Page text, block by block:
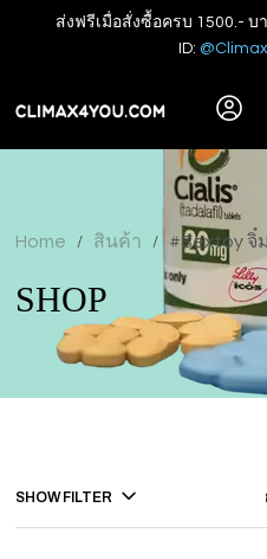
ส่งฟรีเมื่อสั่งซื้อครบ 1500.-
ID:
Home / สินค้า / #Sextoy จิ๋
SHOP
SHOW FILTER